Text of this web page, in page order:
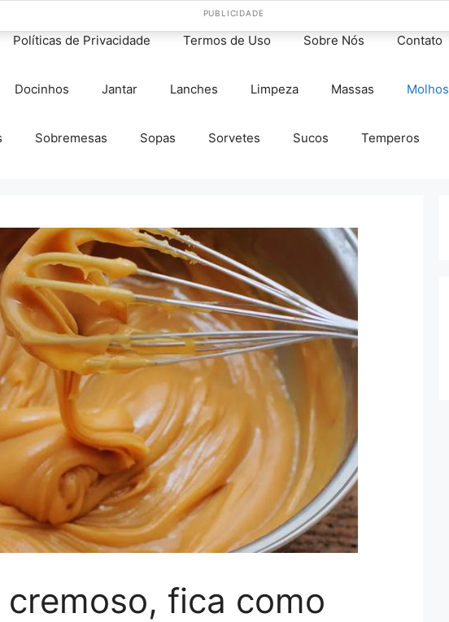
Políticas de Privacidade Termos de Uso Sobre Nós Contato
Docinhos Jantar Lanches Limpeza Massas Molhos
Sobremesas Sopas Sorvetes Sucos Temperos
fica como
PUBLICIDADE